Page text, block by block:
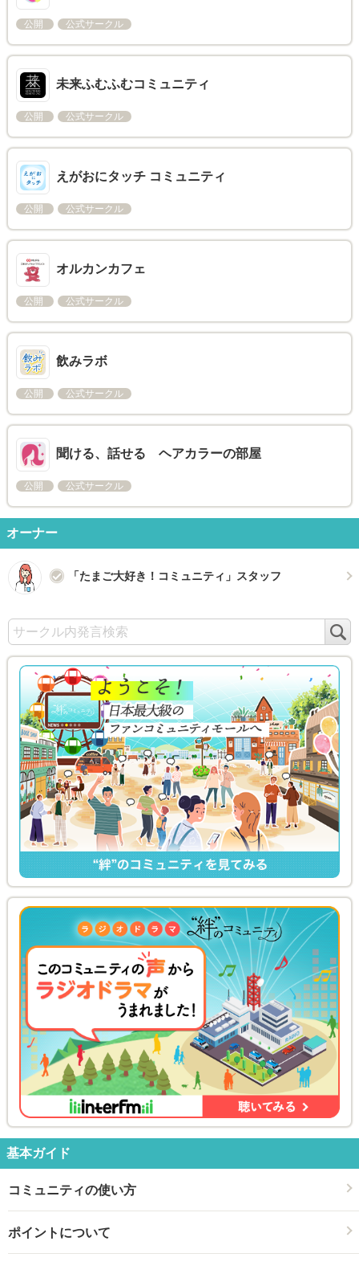
公開 公式サークル
未来ふむふむコミュニティ
公開 公式サークル
えがおにタッチ コミュニティ
公開 公式サークル
オルカンカフェ
公開 公式サークル
飲みラボ
公開 公式サークル
聞ける、話せる ヘアカラーの部屋
公開 公式サークル
オーナー
「たまご大好き！コミュニティ」スタッフ
基本ガイド
コミュニティの使い方
ポイントについて